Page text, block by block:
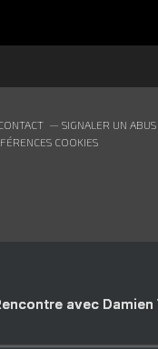
SIGNALER UN ABUS
COOKIES
avec Damien